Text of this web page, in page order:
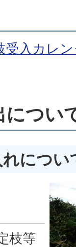
受入カレ
につい
につい
枝等